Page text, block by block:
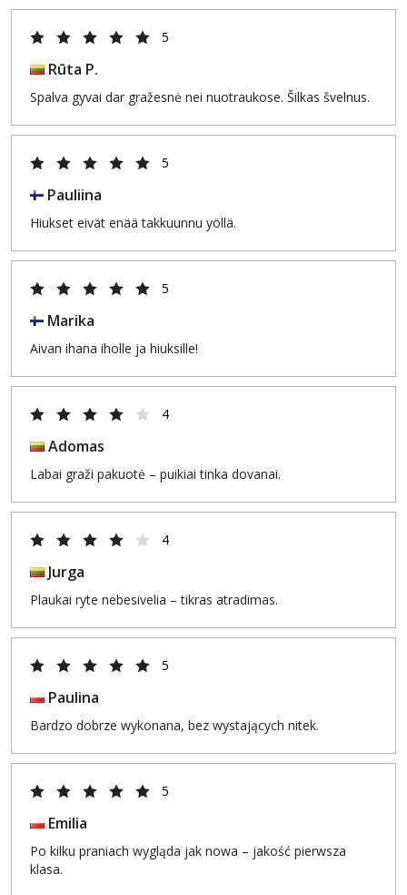
5
Rūta P.
Spalva gyvai dar gražesnė nei nuotraukose. Šilkas švelnus.
5
Pauliina
Hiukset eivät enää takkuunnu yöllä.
5
Marika
Aivan ihana iholle ja hiuksille!
4
Adomas
Labai graži pakuotė – puikiai tinka dovanai.
4
Jurga
Plaukai ryte nebesivelia – tikras atradimas.
5
Paulina
Bardzo dobrze wykonana, bez wystających nitek.
5
Emilia
Po kilku praniach wygląda jak nowa – jakość pierwsza
klasa.